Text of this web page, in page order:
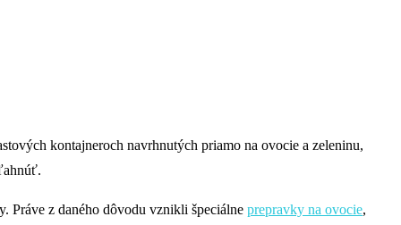
kontajneroch navrhnutých priamo na ovocie a zeleninu,
Práve z daného dôvodu vznikli špeciálne prepravky na ovocie,